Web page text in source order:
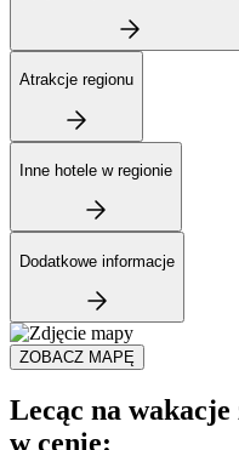
Atrakcje regionu
Inne hotele w regionie
Dodatkowe informacje
ZOBACZ MAPĘ
Lecąc na wakacje
w cenie: